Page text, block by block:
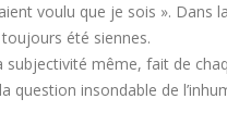
voulu que je sois ».
été siennes.
même, fait de
insondable de